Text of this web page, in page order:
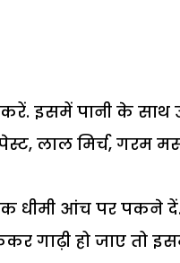
इसमें पानी के साथ
लाल मिर्च, गरम
धीमी आंच पर पकने दें.
गाढ़ी हो जाए